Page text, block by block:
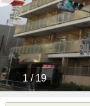
1 / 19